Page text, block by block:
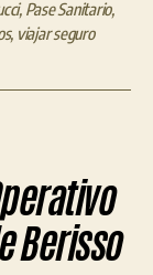
, Pase Sanitario,
, viajar seguro
Berisso